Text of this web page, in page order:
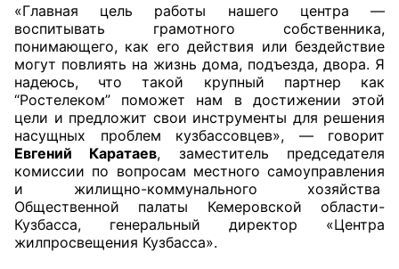
Доходы руководителя за 2024 г.
«Главная цель работы нашего центра —
воспитывать грамотного собственника,
понимающего, как его действия или бездействие
могут повлиять на жизнь дома, подъезда, двора. Я
надеюсь, что такой крупный партнер как
“Ростелеком” поможет нам в достижении этой
цели и предложит свои инструменты для решения
насущных проблем кузбассовцев», — говорит
Евгений Каратаев, заместитель председателя
комиссии по вопросам местного самоуправления
и жилищно-коммунального хозяйства
Общественной палаты Кемеровской области-
Кузбасса, генеральный директор «Центра
жилпросвещения Кузбасса».